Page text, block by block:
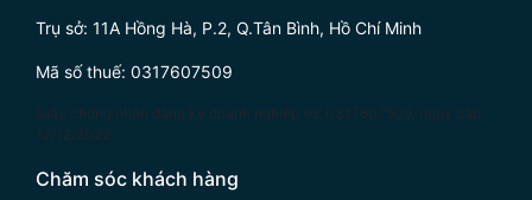
Trụ sở: 11A Hồng Hà, P.2, Q.Tân Bình, Hồ Chí Minh
Mã số thuế: 0317607509
Giấy chứng nhận đăng ký doanh nghiệp số: 0317607509, ngày cấp
12/12/2022.
Chăm sóc khách hàng